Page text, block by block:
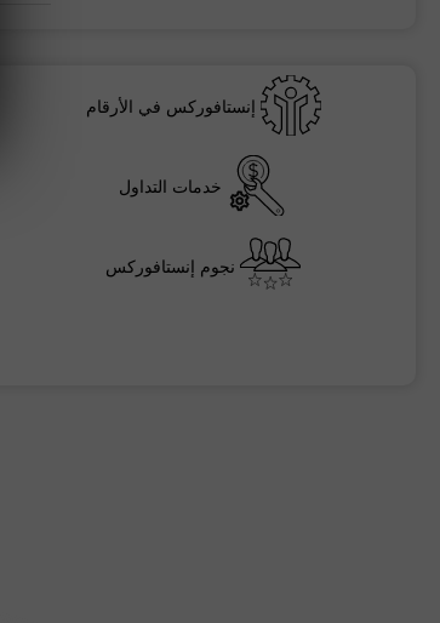
إنستافوركس في الأرقام
خدمات التداول
نجوم إنستافوركس